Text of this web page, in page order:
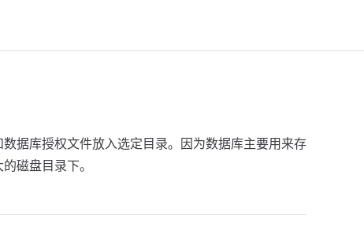
据库授权文件放入选定目录。因为数据库主要用来存
磁盘目录下。